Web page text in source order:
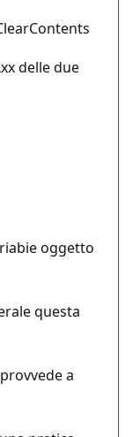
delle due
oggetto
questa
a